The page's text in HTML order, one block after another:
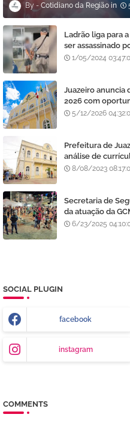
Cotidiano da Região
Ladrão liga para
ser assassinado
diz polícia
1/05/2024
Juazeiro anuncia
2026 com
5/12/2026
Prefeitura de
análise de
8/08/2023
Secretaria de
da atuação da
6/23/2025
SOCIAL PLUGIN
facebook
instagram
COMMENTS